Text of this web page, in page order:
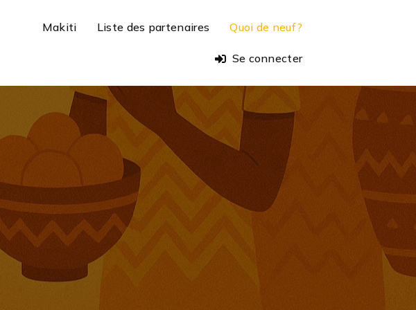
Makiti Liste des partenaires Quoi de neuf?
Se connecter